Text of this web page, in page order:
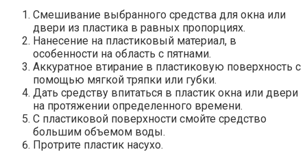
Смешивание выбранного средства для окна или
двери из пластика в равных пропорциях.
Нанесение на пластиковый материал, в
особенности на область с пятнами.
Аккуратное втирание в пластиковую поверхность с
помощью мягкой тряпки или губки.
Дать средству впитаться в пластик окна или двери
на протяжении определенного времени.
С пластиковой поверхности смойте средство
большим объемом воды.
Протрите пластик насухо.